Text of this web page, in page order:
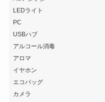
LEDライト
PC
USBハブ
アルコール消毒
アロマ
イヤホン
エコバッグ
カメラ